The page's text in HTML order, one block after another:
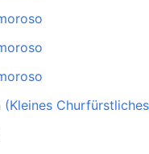
(Kleines